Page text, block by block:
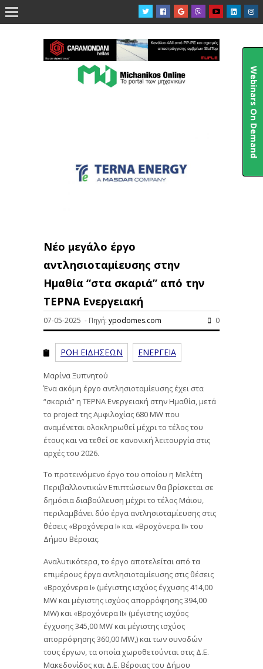

Νέο μεγάλο έργο
αντλησιοταμίευσης στην
Ημαθία “στα σκαριά” από την
ΤΕΡΝΑ Ενεργειακή
07-05-2025 - Πηγή: ypodomes.com 0
ΡΟΗ ΕΙΔΗΣΕΩΝ ΕΝΕΡΓΕΙΑ
Μαρίνα Ξυπνητού
Ένα ακόμη έργο αντλησιοταμίευσης έχει στα
“σκαριά” η ΤΕΡΝΑ Ενεργειακή στην Ημαθία, μετά
το project της Αμφιλοχίας 680 MW που
αναμένεται ολοκληρωθεί μέχρι το τέλος του
έτους και να τεθεί σε κανονική λειτουργία στις
αρχές του 2026.
Το προτεινόμενο έργο του οποίου η Μελέτη
Περιβαλλοντικών Επιπτώσεων θα βρίσκεται σε
δημόσια διαβούλευση μέχρι το τέλος Μάιου,
περιλαμβάνει δύο έργα αντλησιοταμίευσης στις
θέσεις «Βροχόνερα Ι» και «Βροχόνερα ΙΙ» του
Δήμου Βέροιας.
Αναλυτικότερα, το έργο αποτελείται από τα
επιμέρους έργα αντλησιοταμίευσης στις θέσεις
«Βροχόνερα Ι» (μέγιστης ισχύος έγχυσης 414,00
MW και μέγιστης ισχύος απορρόφησης 394,00
MW) και «Βροχόνερα ΙΙ» (μέγιστης ισχύος
έγχυσης 345,00 MW και μέγιστης ισχύος
απορρόφησης 360,00 MW,) και των συνοδών
τους έργων, τα οποία χωροθετούνται στις Δ.Ε.
Μακεδονίδος και Δ.Ε. Βέροιας του Δήμου
Webinars On Demand